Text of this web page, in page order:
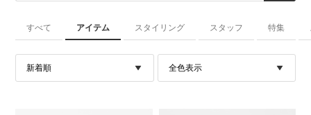
すべて アイテム スタイリング スタッフ 特集